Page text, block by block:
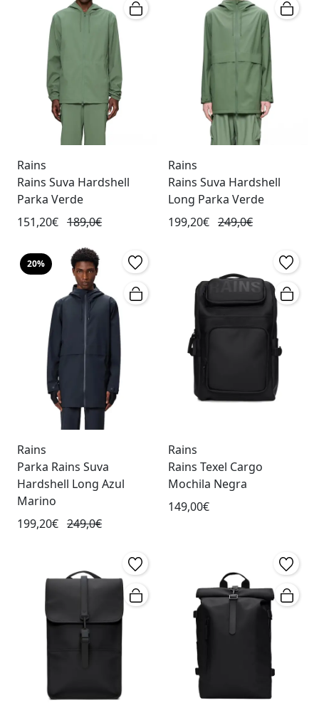
Rains
Rains Suva Hardshell
Parka Verde
151,20€ 189,0€
Rains
Rains Suva Hardshell
Long Parka Verde
199,20€ 249,0€
20%
Rains
Parka Rains Suva
Hardshell Long Azul
Marino
199,20€ 249,0€
Rains
Rains Texel Cargo
Mochila Negra
149,00€